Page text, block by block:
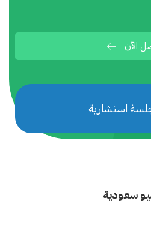
الآن
استشارية
سعودية